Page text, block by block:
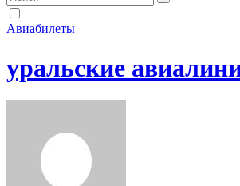
Авиабилеты
уральские